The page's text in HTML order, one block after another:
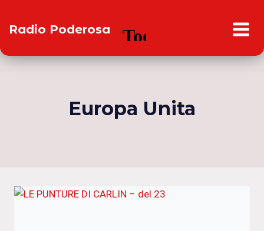
Radio Poderosa
Europa Unita